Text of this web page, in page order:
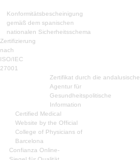
Konformitätsbescheinigung
gemäß dem spanischen
nationalen Sicherheitsschema
Zertifizierung
nach
ISO/IEC
27001
Zertifikat durch die andalusische
Agentur für
Gesundheitspolitische
Information
Certified Medical
Website by the Official
College of Physicians of
Barcelona
Confianza Online-